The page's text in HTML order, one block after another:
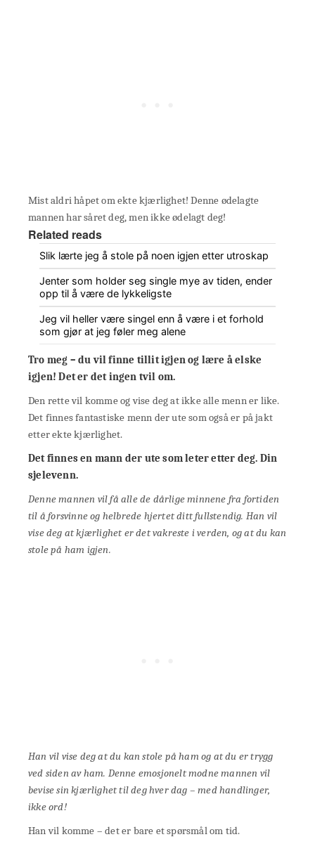
Mist aldri håpet om ekte kjærlighet! Denne ødelagte
mannen har såret deg, men ikke ødelagt deg!
Related reads
Slik lærte jeg å stole på noen igjen etter utroskap
Jenter som holder seg single mye av tiden, ender
opp til å være de lykkeligste
Jeg vil heller være singel enn å være i et forhold
som gjør at jeg føler meg alene
Tro meg – du vil finne tillit igjen og lære å elske
igjen! Det er det ingen tvil om.
Den rette vil komme og vise deg at ikke alle menn er like.
Det finnes fantastiske menn der ute som også er på jakt
etter ekte kjærlighet.
Det finnes en mann der ute som leter etter deg. Din
sjelevenn.
Denne mannen vil få alle de dårlige minnene fra fortiden
til å forsvinne og helbrede hjertet ditt fullstendig. Han vil
vise deg at kjærlighet er det vakreste i verden, og at du kan
stole på ham igjen.
Han vil vise deg at du kan stole på ham og at du er trygg
ved siden av ham. Denne emosjonelt modne mannen vil
bevise sin kjærlighet til deg hver dag – med handlinger,
ikke ord!
Han vil komme – det er bare et spørsmål om tid.